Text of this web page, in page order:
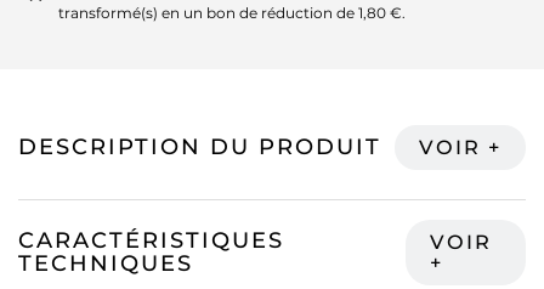
transformé(s) en un bon de réduction de 1,80 €.
DESCRIPTION DU PRODUIT
CARACTÉRISTIQUES
TECHNIQUES